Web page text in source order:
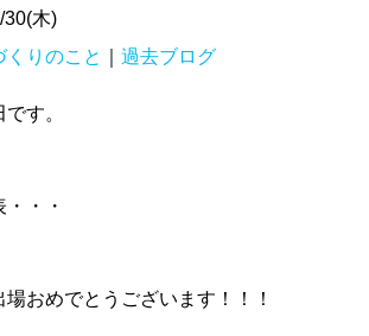
30(木)
くりのこと 過去ブログ
す。
・・
おめでとうございます！！！